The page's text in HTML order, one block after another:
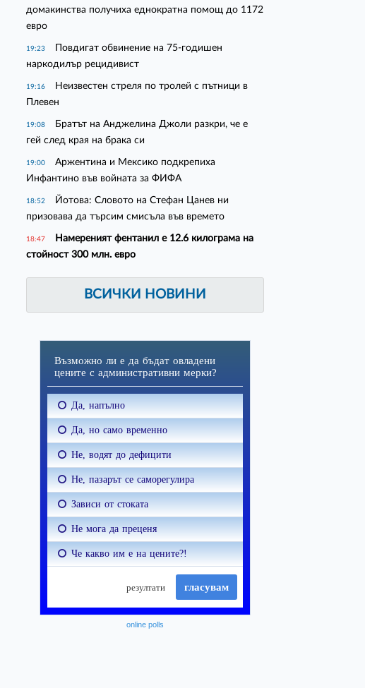
домакинства получиха еднократна помощ до 1172
евро
19:23
Повдигат обвинение на 75-годишен
наркодилър рецидивист
19:16
Неизвестен стреля по тролей с пътници в
Плевен
19:08
Братът на Анджелина Джоли разкри, че е
гей след края на брака си
19:00
Аржентина и Мексико подкрепиха
Инфантино във войната за ФИФА
18:52
Йотова: Словото на Стефан Цанев ни
призовава да търсим смисъла във времето
18:47
Намереният фентанил е 12.6 килограма на
стойност 300 млн. евро
ВСИЧКИ НОВИНИ
online polls